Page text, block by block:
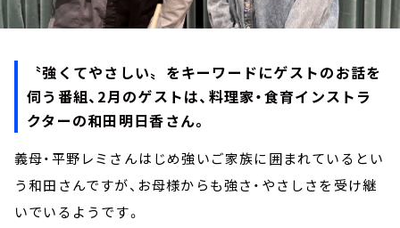
〝強くてやさしい〟をキーワードにゲストのお話を
伺う番組、2月のゲストは、料理家・食育インストラ
クターの和田明日香さん。
義母・平野レミさんはじめ強いご家族に囲まれているとい
う和田さんですが、お母様からも強さ・やさしさを受け継
いでいるようです。